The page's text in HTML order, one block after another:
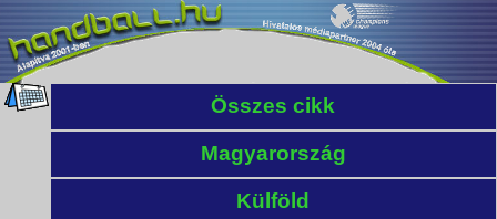
Összes cikk
Magyarország
Külföld